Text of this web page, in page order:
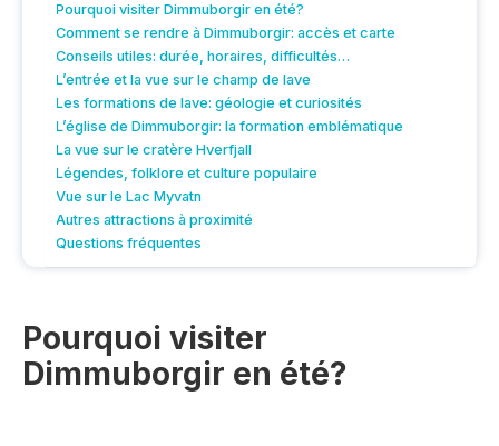
Pourquoi visiter Dimmuborgir en été?
Comment se rendre à Dimmuborgir: accès et carte
Conseils utiles: durée, horaires, difficultés…
L’entrée et la vue sur le champ de lave
Les formations de lave: géologie et curiosités
L’église de Dimmuborgir: la formation emblématique
La vue sur le cratère Hverfjall
Légendes, folklore et culture populaire
Vue sur le Lac Myvatn
Autres attractions à proximité
Questions fréquentes
Pourquoi visiter
Dimmuborgir en été?